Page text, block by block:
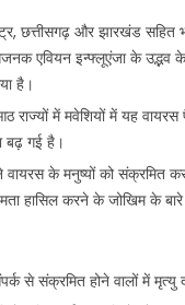
छत्तीसगढ़ और झारखंड सहित
एवियन इन्फ्लूएंजा के उद्भव
है।
राज्यों में मवेशियों में यह
बढ़ गई है।
के मनुष्यों को संक्रमित
हासिल करने के जोखिम के बारे
से संक्रमित होने वालों में मृत्यु